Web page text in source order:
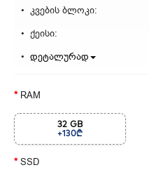
კვების ბლოკი:
ქეისი:
დეტალურად
RAM
32 GB
+130₾
SSD